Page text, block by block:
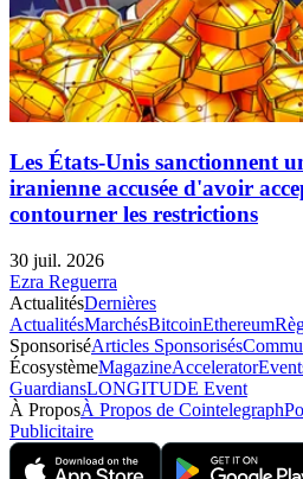
Les États-Unis sanctionnent
iranienne accusée d'avoir
contourner les restrictions
30 juil. 2026
Ezra Reguerra
ActualitésDernières
ActualitésMarchésBitcoinEthereum
SponsoriséArticles Sponsorisés
ÉcosystèmeMagazineAccelerator
GuardiansLONGITUDE Event
À ProposÀ Propos de Cointelegraph
Publicitaire